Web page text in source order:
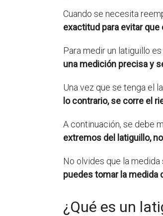
Cuando se necesita
exactitud para evitar
Para medir un latiguillo
una medición precisa y
Una vez que se tenga el
lo contrario, se corre el
A continuación, se debe
extremos del latiguillo,
No olvides que la
puedes tomar la medida
¿Qué es un